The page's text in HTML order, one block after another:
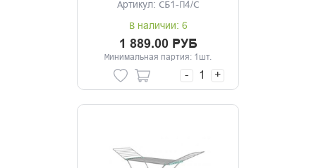
Артикул: СБ1-П4/С
В наличии: 6
1 889.00 РУБ
Минимальная партия: 1шт.
- +